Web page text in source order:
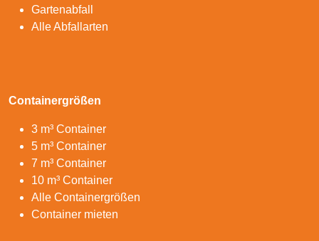
Gartenabfall
Alle Abfallarten
Containergrößen
3 m³ Container
5 m³ Container
7 m³ Container
10 m³ Container
Alle Containergrößen
Container mieten